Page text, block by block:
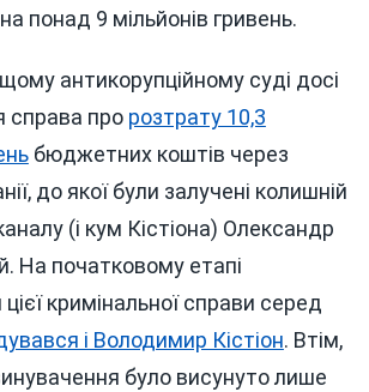
понад 9 мільйонів гривень.
антикорупційному суді досі
справа про розтрату 10,3
бюджетних коштів через
до якої були залучені колишній
(і кум Кістіона) Олександр
На початковому етапі
кримінальної справи серед
і Володимир Кістіон. Втім,
було висунуто лише